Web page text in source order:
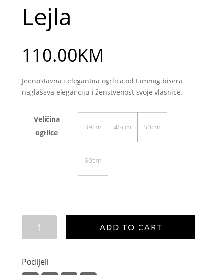
Lejla
110.00KM
Jednostavna i elegantna ogrlica od tamnog bisera
naglašava eleganciju i ženstvenost svoje vlasnice.
Veličina
ogrlice
39cm 45cm 50cm
60cm
quantity
ADD TO CART
Podijeli